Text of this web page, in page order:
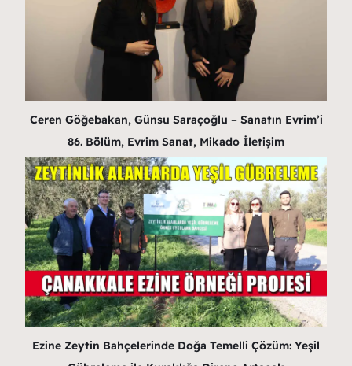
Ceren Göğebakan, Günsu Saraçoğlu – Sanatın Evrim’i
86. Bölüm, Evrim Sanat, Mikado İletişim
Ezine Zeytin Bahçelerinde Doğa Temelli Çözüm: Yeşil